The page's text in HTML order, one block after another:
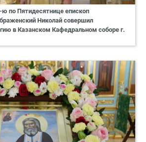
по Пятидесятнице епископ
Николай совершил
в Казанском Кафедральном соборе г.